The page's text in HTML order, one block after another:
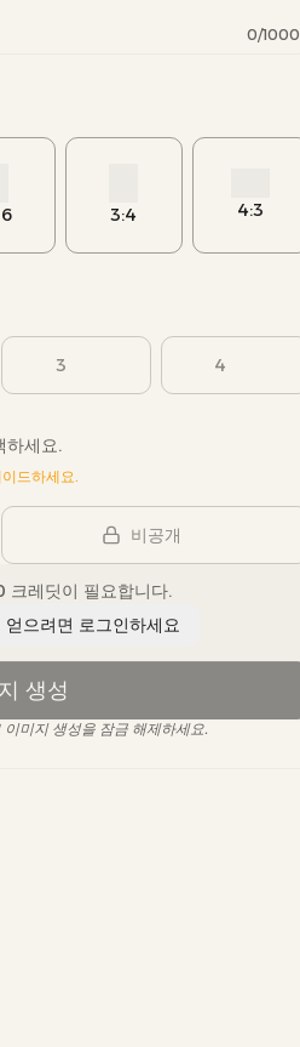
0/1000
3:4 4:3
3 4
하세요.
드하세요.
비공개
크레딧이 필요합니다.
으려면 로그인하세요
생성
미지 생성을 잠금 해제하세요.